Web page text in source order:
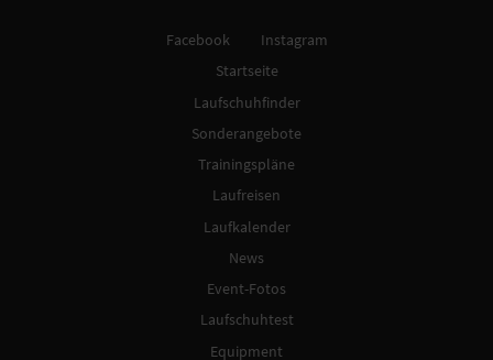
Facebook
Instagram
Startseite
Laufschuhfinder
Sonderangebote
Trainingspläne
Laufreisen
Laufkalender
News
Event-Fotos
Laufschuhtest
Equipment